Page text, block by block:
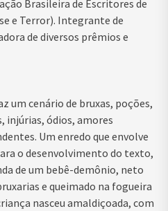
Brasileira de Escritores de
e Terror). Integrante de
de diversos prêmios e
um cenário de bruxas, poções,
injúrias, ódios, amores
Um enredo que envolve
o desenvolvimento do texto,
de um bebê-demônio, neto
e queimado na fogueira
nasceu amaldiçoada, com